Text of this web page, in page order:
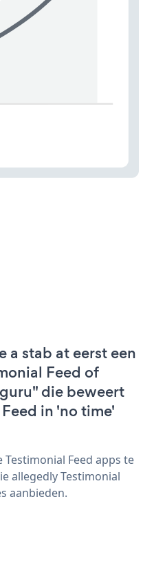
a stab at eerst een
Feed of
die beweert
in 'no time'
Feed apps te
allegedly Testimonial
aanbieden.